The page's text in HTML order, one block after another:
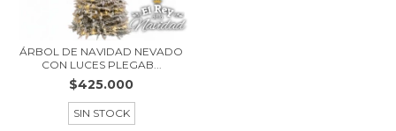
ÁRBOL DE NAVIDAD NEVADO
CON LUCES PLEGAB...
$425.000
SIN STOCK